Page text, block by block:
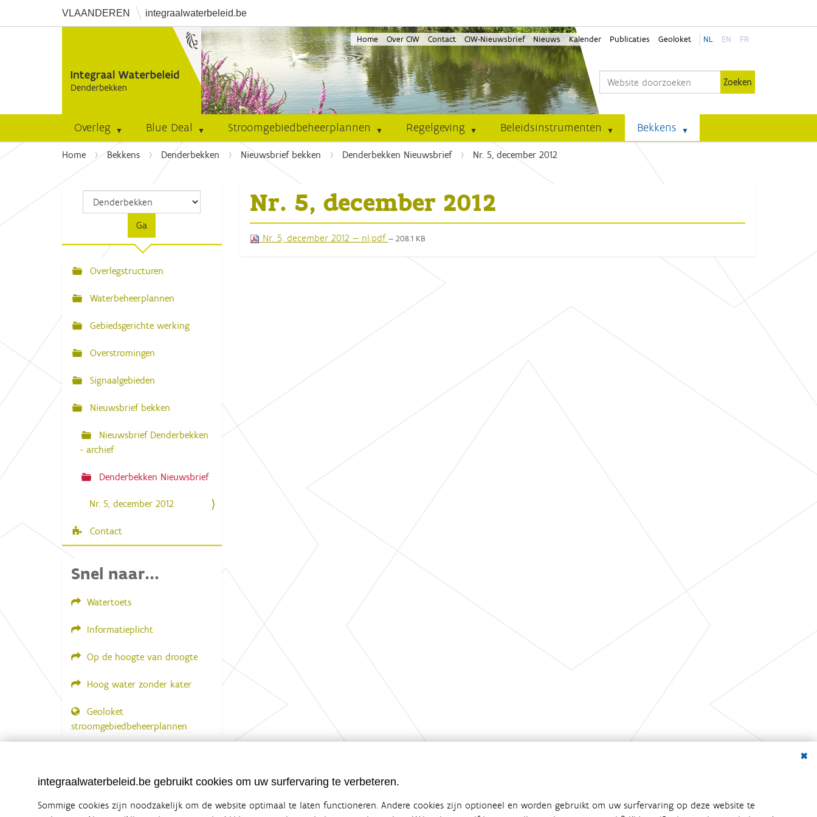
VLAANDEREN integraalwaterbeleid.be
Home Over CIW Contact CIW-Nieuwsbrief Nieuws Kalender Publicaties Geoloket NL EN FR
Overleg Blue Deal Stroomgebiedbeheerplannen Regelgeving Beleidsinstrumenten Bekkens
U
e
Home Bekkens Denderbekken Nieuwsbrief bekken Denderbekken Nieuwsbrief Nr. 5, december 2012
Nr. 5, december 2012
Nr. 5, december 2012 — nl.pdf — 208.1 KB
N
a
i
g
t
Overlegstructuren
Waterbeheerplannen
Gebiedsgerichte werking
Overstromingen
Signaalgebieden
Nieuwsbrief bekken
Nieuwsbrief Denderbekken
- archief
Denderbekken Nieuwsbrief
Nr. 5, december 2012
Contact
Snel naar...
Watertoets
Informatieplicht
Op de hoogte van droogte
Hoog water zonder kater
Geoloket
stroomgebiedbeheerplannen
integraalwaterbeleid.be gebruikt cookies om uw surfervaring te verbeteren.
Sommige cookies zijn noodzakelijk om de website optimaal te laten functioneren. Andere cookies zijn optioneel en worden gebruikt om uw surfervaring op deze website te